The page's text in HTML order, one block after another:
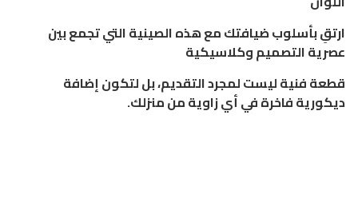
ارتقِ بأسلوب ضيافتك مع هذه الصينية التي تجمع بين
عصرية التصميم وكلاسيكية
قطعة فنية ليست لمجرد التقديم، بل لتكون إضافة
ديكورية فاخرة في أي زاوية من منزلك.